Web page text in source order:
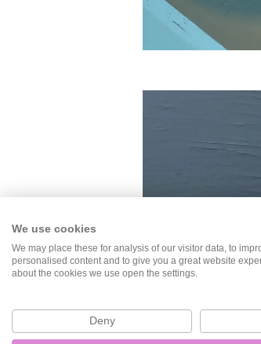
We use cookies
We may place these for analysis of our visitor data, to
personalised content and to give you a great website
about the cookies we use open the settings.
Deny